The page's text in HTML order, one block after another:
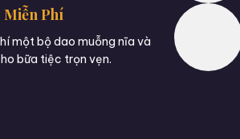
Miễn Phí
một bộ dao muỗng nĩa và
bữa tiệc trọn vẹn.